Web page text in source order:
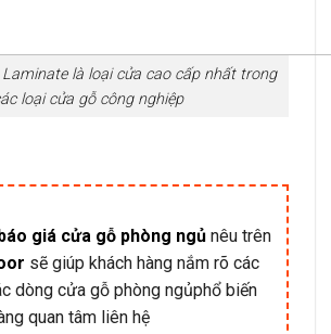
là loại cửa cao cấp nhất trong
loại cửa gỗ công nghiệp
báo giá cửa gỗ phòng ngủ nêu trên
sẽ giúp khách hàng nắm rõ các
dòng cửa gỗ phòng ngủphổ biến
quan tâm liên hệ